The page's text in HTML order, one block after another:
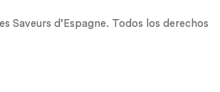
Saveurs d’Espagne. Todos los derechos